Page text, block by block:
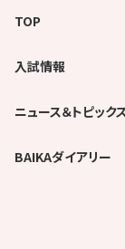
TOP
入試情報
ニュース＆トピック
BAIKAダイアリー